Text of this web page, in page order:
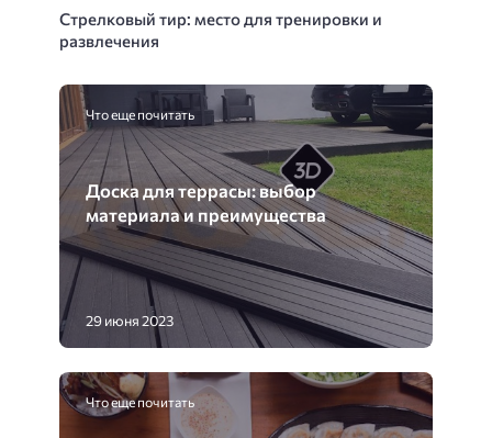
Стрелковый тир: место для тренировки и
развлечения
Что еще почитать
Доска для террасы: выбор
материала и преимущества
29 июня 2023
Что еще почитать